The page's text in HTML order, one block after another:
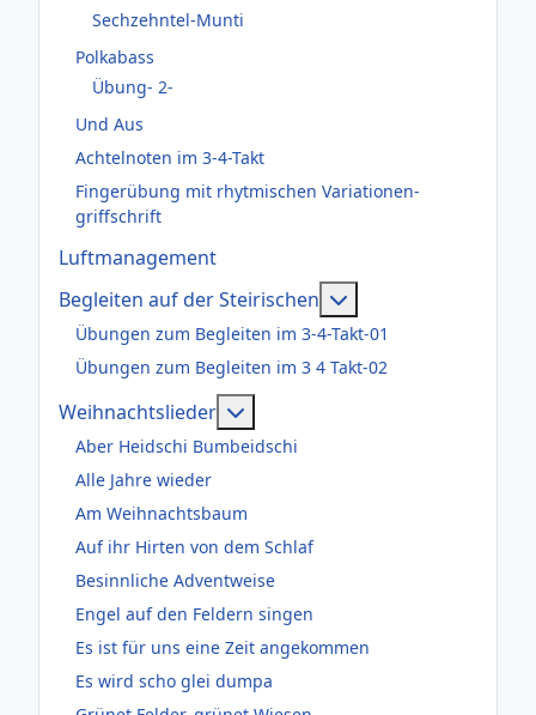
Sechzehntel-Munti
Polkabass
Übung- 2-
Und Aus
Achtelnoten im 3-4-Takt
Fingerübung mit rhytmischen Variationen-
griffschrift
Luftmanagement
Begleiten auf der Steirischen
Übungen zum Begleiten im 3-4-Takt-01
Übungen zum Begleiten im 3 4 Takt-02
Weihnachtslieder
Aber Heidschi Bumbeidschi
Alle Jahre wieder
Am Weihnachtsbaum
Auf ihr Hirten von dem Schlaf
Besinnliche Adventweise
Engel auf den Feldern singen
Es ist für uns eine Zeit angekommen
Es wird scho glei dumpa